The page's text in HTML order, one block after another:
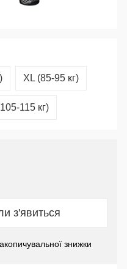
XL (85-95 кг)
115 кг)
з'явиться
знижки